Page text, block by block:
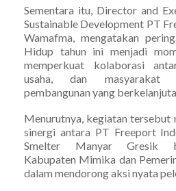
Sementara itu, Director and
Sustainable Development PT
Wamafma, mengatakan
Hidup tahun ini menjadi
memperkuat kolaborasi
usaha, dan masyarakat
pembangunan yang
Menurutnya, kegiatan tersebut
sinergi antara PT Freeport
Smelter Manyar Gresik
Kabupaten Mimika dan
dalam mendorong aksi nyata